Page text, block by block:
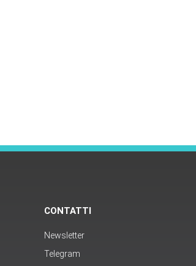
CONTATTI
Newsletter
Telegram